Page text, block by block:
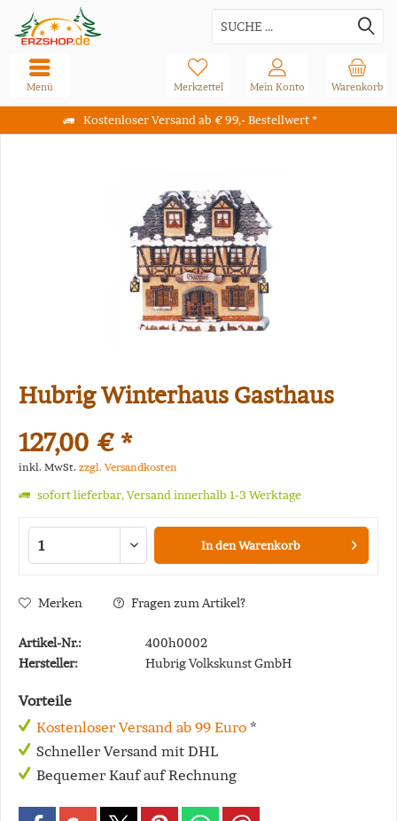
Kostenloser Versand ab € 99,- Bestellwert *
Warenkorb
Merkzettel Mein Konto
Menü
Hubrig Winterhaus Gasthaus
127,00 € *
inkl. MwSt. zzgl. Versandkosten
sofort lieferbar, Versand innerhalb 1-3 Werktage
In denWarenkorb
Merken Fragen zum Artikel?
Artikel-Nr.:
400h0002
Hersteller:
Hubrig Volkskunst GmbH
Vorteile
Kostenloser Versand ab 99 Euro *
Schneller Versand mit DHL
Bequemer Kauf auf Rechnung